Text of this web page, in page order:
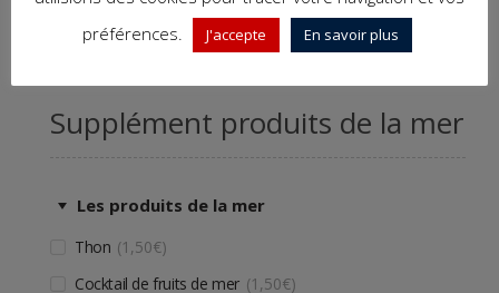
Supplément produits de la mer
Les produits de la mer
Thon 1,50€
Cocktail de fruits de mer
1,50€
préférences.
J'accepte En savoir plus